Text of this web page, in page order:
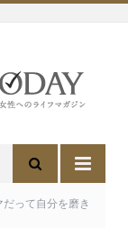
って自分を磨き